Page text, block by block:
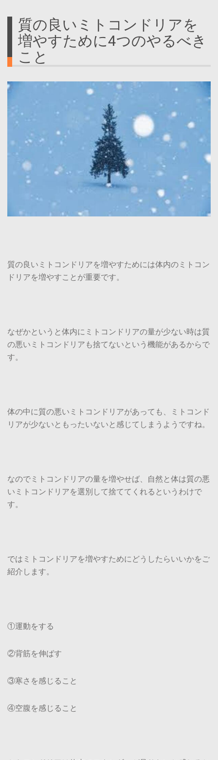
質の良いミトコンドリアを
増やすために4つのやるべき
こと
質の良いミトコンドリアを増やすためには体内のミトコン
ドリアを増やすことが重要です。
なぜかというと体内にミトコンドリアの量が少ない時は質
の悪いミトコンドリアも捨てないという機能があるからで
す。
体の中に質の悪いミトコンドリアがあっても、ミトコンド
リアが少ないともったいないと感じてしまうようですね。
なのでミトコンドリアの量を増やせば、自然と体は質の悪
いミトコンドリアを選別して捨ててくれるというわけで
す。
ではミトコンドリアを増やすためにどうしたらいいかをご
紹介します。
①運動をする
②背筋を伸ばす
③寒さを感じること
④空腹を感じること